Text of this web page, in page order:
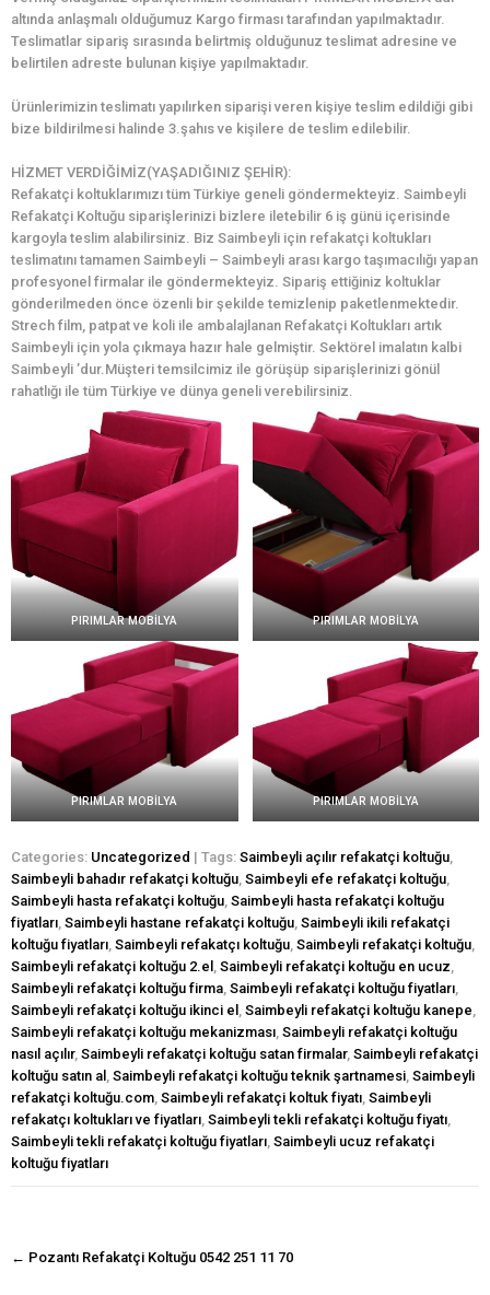
altında anlaşmalı olduğumuz Kargo firması tarafından yapılmaktadır.
Teslimatlar sipariş sırasında belirtmiş olduğunuz teslimat adresine ve
belirtilen adreste bulunan kişiye yapılmaktadır.
Ürünlerimizin teslimatı yapılırken siparişi veren kişiye teslim edildiği gibi
bize bildirilmesi halinde 3.şahıs ve kişilere de teslim edilebilir.
HİZMET VERDİĞİMİZ(YAŞADIĞINIZ ŞEHİR):
Refakatçi koltuklarımızı tüm Türkiye geneli göndermekteyiz. Saimbeyli
Refakatçi Koltuğu siparişlerinizi bizlere iletebilir 6 iş günü içerisinde
kargoyla teslim alabilirsiniz. Biz Saimbeyli için refakatçi koltukları
teslimatını tamamen Saimbeyli – Saimbeyli arası kargo taşımacılığı yapan
profesyonel firmalar ile göndermekteyiz. Sipariş ettiğiniz koltuklar
gönderilmeden önce özenli bir şekilde temizlenip paketlenmektedir.
Strech film, patpat ve koli ile ambalajlanan Refakatçi Koltukları artık
Saimbeyli için yola çıkmaya hazır hale gelmiştir. Sektörel imalatın kalbi
Saimbeyli ’dur.Müşteri temsilcimiz ile görüşüp siparişlerinizi gönül
rahatlığı ile tüm Türkiye ve dünya geneli verebilirsiniz.
PIRIMLAR MOBİLYA PIRIMLAR MOBİLYA
PIRIMLAR MOBİLYA PIRIMLAR MOBİLYA
Categories: Uncategorized | Tags: Saimbeyli açılır refakatçi koltuğu
Saimbeyli bahadır refakatçi koltuğu Saimbeyli efe refakatçi koltuğu
Saimbeyli hasta refakatçi koltuğu Saimbeyli hasta refakatçi koltuğu
fiyatları Saimbeyli hastane refakatçi koltuğu Saimbeyli ikili refakatçi
koltuğu fiyatları Saimbeyli refakatçı koltuğu Saimbeyli refakatçi koltuğu
Saimbeyli refakatçi koltuğu 2.el
Saimbeyli refakatçi koltuğu en ucuz
Saimbeyli refakatçi koltuğu firma Saimbeyli refakatçi koltuğu fiyatları
Saimbeyli refakatçi koltuğu ikinci el
Saimbeyli refakatçi koltuğu kanepe
Saimbeyli refakatçi koltuğu mekanizması Saimbeyli refakatçi koltuğu
nasıl açılır, Saimbeyli refakatçi koltuğu satan firmalar, Saimbeyli refakatçi
koltuğu satın al Saimbeyli refakatçi koltuğu teknik şartnamesi Saimbeyli
refakatçi koltuğu.com Saimbeyli refakatçi koltuk fiyatı Saimbeyli
refakatçı koltukları ve fiyatları Saimbeyli tekli refakatçi koltuğu fiyatı
Saimbeyli tekli refakatçi koltuğu fiyatları Saimbeyli ucuz refakatçi
koltuğu fiyatları
navigasyon
← Pozantı Refakatçi Koltuğu 0542 251 11 70